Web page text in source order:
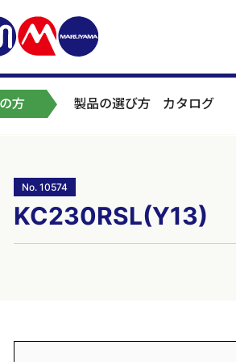
方 製品の選び方 カタログ
No. 10574
KC230RSL(Y13)